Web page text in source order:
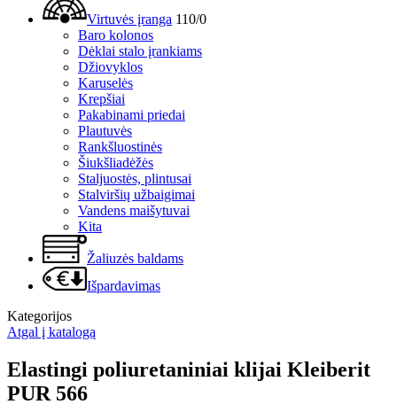
Virtuvės įranga 110/0
Baro kolonos
Dėklai stalo įrankiams
Džiovyklos
Karuselės
Krepšiai
Pakabinami priedai
Plautuvės
Rankšluostinės
Šiukšliadėžės
Staljuostės, plintusai
Stalviršių užbaigimai
Vandens maišytuvai
Kita
Žaliuzės baldams
Išpardavimas
Kategorijos
Atgal į katalogą
Elastingi poliuretaniniai klijai Kleiberit
PUR 566